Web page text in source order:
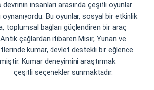
insanları arasında çeşitli oyunlar
oynanıyordu. Bu oyunlar, sosyal bir etkinlik
toplumsal bağları güçlendiren bir araç
çağlardan itibaren Mısır, Yunan ve
kumar, devlet destekli bir eğlence
Kumar deneyimini araştırmak
çeşitli seçenekler sunmaktadır.